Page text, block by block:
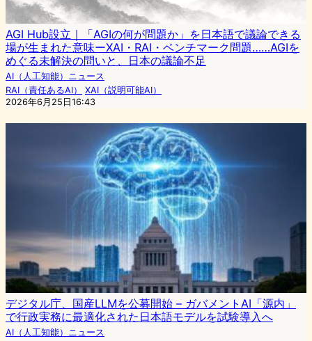
AGI Hub設立｜「AGIの何が問題か」を日本語で議論できる
場が生まれた意味ーXAI・RAI・ベンチマーク問題……AGIを
めぐる未解決の問いと、日本の議論不足
AI（人工知能）ニュース
RAI（責任あるAI）
XAI（説明可能AI）
2026年6月25日16:43
デジタル庁、国産LLMを公募開始 – ガバメントAI「源内」
で行政実務に最適化された日本語モデルを試験導入へ
AI（人工知能）ニュース